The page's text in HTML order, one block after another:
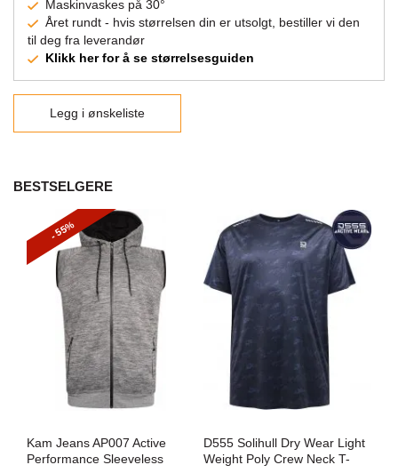
Maskinvaskes på 30°
Året rundt - hvis størrelsen din er utsolgt, bestiller vi den
til deg fra leverandør
Klikk her for å se størrelsesguiden
Legg i ønskeliste
BESTSELGERE
Kam Jeans AP007 Active
Performance Sleeveless
- 55%
D555 Solihull Dry Wear Light
Weight Poly Crew Neck T-